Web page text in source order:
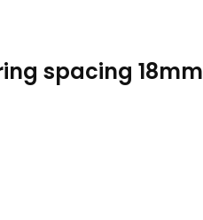
spacing 18mm